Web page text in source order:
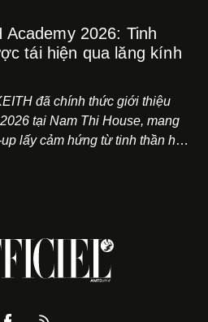
Academy 2026: Tinh
tái hiện qua lăng kính
đã chính thức giới thiệu
tại Nam Thi House, mang
lấy cảm hứng từ tinh thần học
thoa trong một trải nghiệm đa